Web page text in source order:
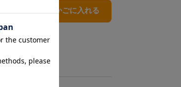
3点とも買い物かごに入れる